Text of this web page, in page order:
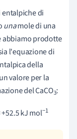
di
unamole di una
abbiamo prodotte
l'equazione di
della
valore per la
del CaCO3:
+52.5 kJ mol−1